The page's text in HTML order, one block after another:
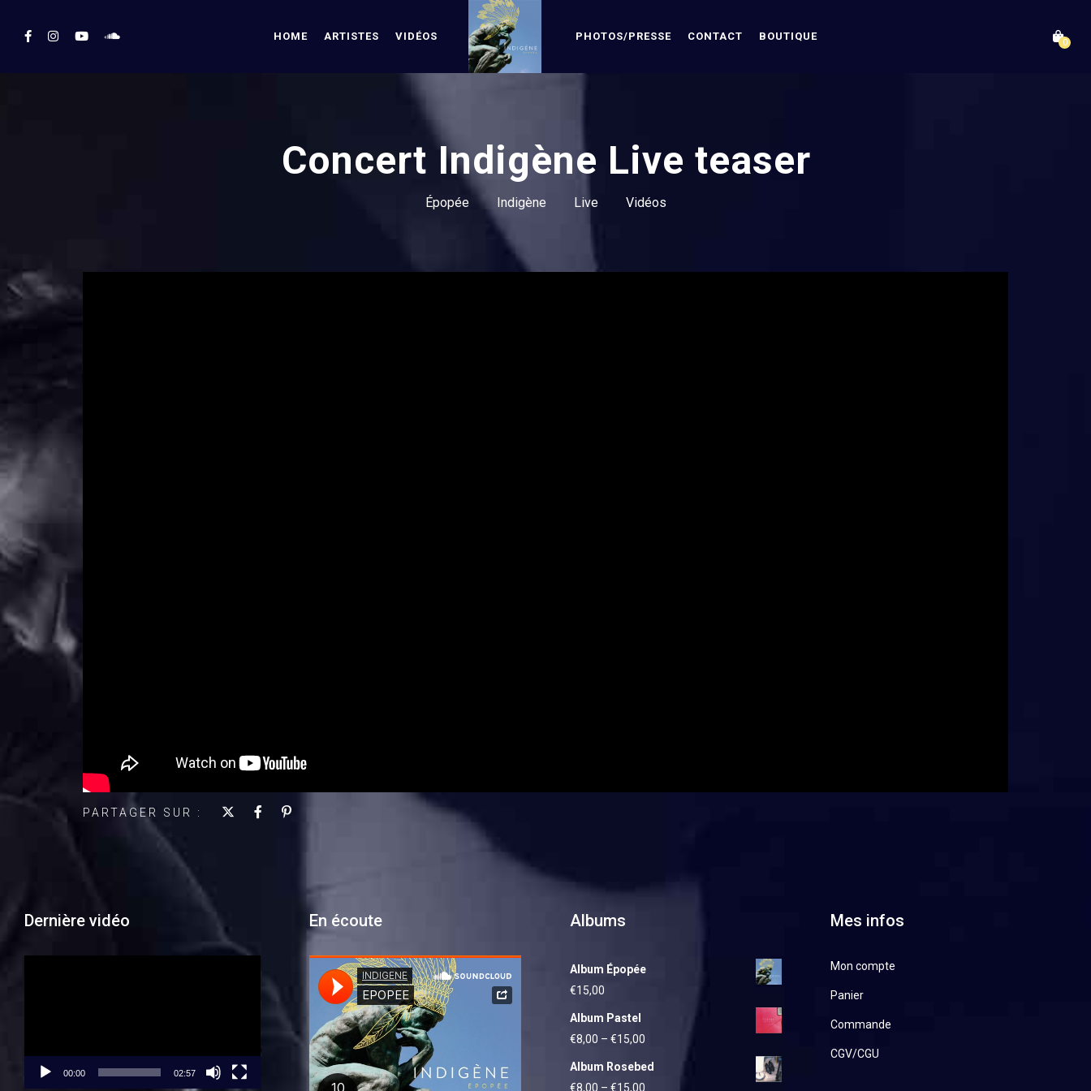
0
HOME ARTISTES VIDÉOS PHOTOS/PRESSE CONTACT BOUTIQUE
Concert Indigène Live teaser
Épopée Indigène Live Vidéos
PARTAGER SUR :
Dernière vidéo
00:00 02:57
En écoute Albums
Album Épopée
€15,00
Album Pastel
€8,00 – €15,00
Album Rosebed
€8,00 – €15,00
Mes infos
Mon compte
Panier
Commande
CGV/CGU